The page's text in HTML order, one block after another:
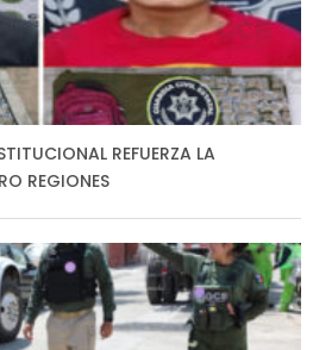
REFUERZA LA
REGIONES